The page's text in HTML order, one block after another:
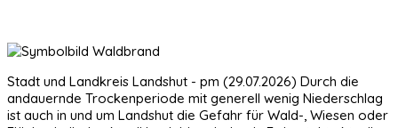
Stadt und Landkreis Landshut - pm (29.07.2026) Durch die
andauernde Trockenperiode mit generell wenig Niederschlag
ist auch in und um Landshut die Gefahr für Wald-, Wiesen oder